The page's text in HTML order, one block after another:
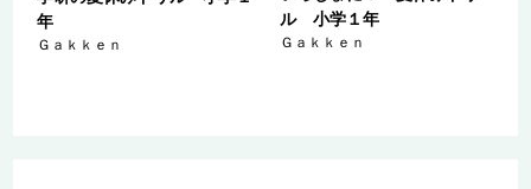
年
Ｇａｋｋｅｎ
ル 小学１年
Ｇａｋｋｅｎ